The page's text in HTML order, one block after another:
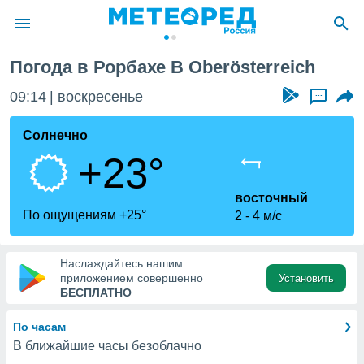
о
Вы можете
к этому
доступ
Погода в Рорбахе В Oberösterreich
09:14 воскресенье ...
Солнечно
+23°
По ощущениям +25°
восточный
2
4 м/с
Наслаждайтесь нашим
приложением совершенно
БЕСПЛАТНО
Установить
По часам
В ближайшие часы безоблачно